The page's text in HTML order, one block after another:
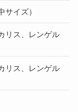
イズ）
リス、レンゲル
リス、レンゲル